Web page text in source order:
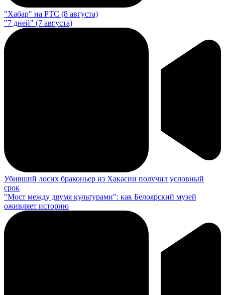
"Хабар" на РТС (8 августа)
"7 дней" (7 августа)
Убивший лосих браконьер из Хакасии получил условный
срок
"Мост между двумя культурами": как Белоярский музей
оживляет историю